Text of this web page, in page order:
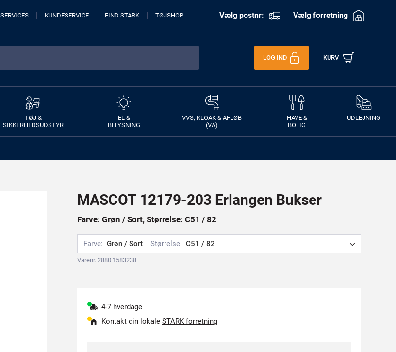
SERVICES KUNDESERVICE FIND STARK TØJSHOP Vælg postnr: Vælg forretning
LOG IND KURV
TØJ &
SIKKERHEDSUDSTYR
EL &
BELYSNING
VVS, KLOAK & AFLØB
(VA)
HAVE &
BOLIG
UDLEJNING
MASCOT 12179-203 Erlangen Bukser
Farve: Grøn / Sort, Størrelse: C51 / 82
Farve: Grøn / Sort Størrelse: C51 / 82
Varenr. 2880 1583238
4-7 hverdage
Kontakt din lokale STARK forretning